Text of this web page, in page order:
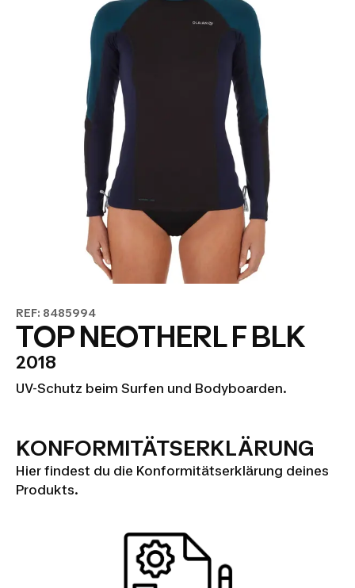
REF: 8485994
TOP NEOTHERL F BLK
2018
UV-Schutz beim Surfen und Bodyboarden.
KONFORMITÄTSERKLÄRUNG
Hier findest du die Konformitätserklärung deines
Produkts.